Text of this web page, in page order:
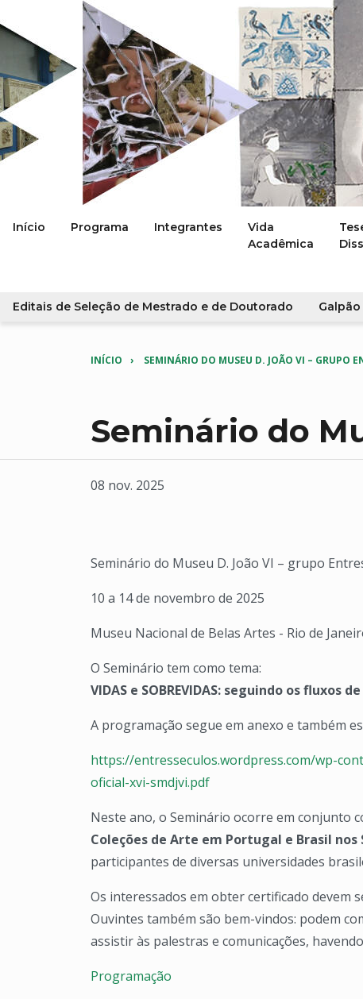
Início Programa Integrantes
Vida
Acadêmica
Editais de Seleção de Mestrado e de Doutorado
INÍCIO SEMINÁRIO DO MUSEU D. JOÃO VI – GRUPO
Seminário do
08 nov. 2025
Seminário do Museu D. João VI – grupo
10 a 14 de novembro de 2025
Museu Nacional de Belas Artes - Rio de
O Seminário tem como tema:
VIDAS e SOBREVIDAS: seguindo os fluxos
A programação segue em anexo e também
https://entresseculos.wordpress.com/wp-
oficial-xvi-smdjvi.pdf
Neste ano, o Seminário ocorre em conjunto
Coleções de Arte em Portugal e Brasil nos
participantes de diversas universidades
Os interessados em obter certificado devem
Ouvintes também são bem-vindos: podem
assistir às palestras e comunicações,
Programação